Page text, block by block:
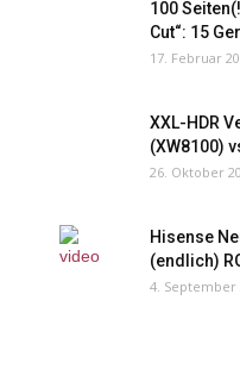
100
Cut“: 15
17. Februar
XXL-HDR
(XW8100)
26. Oktober
Hisense
(endlich)
4. September